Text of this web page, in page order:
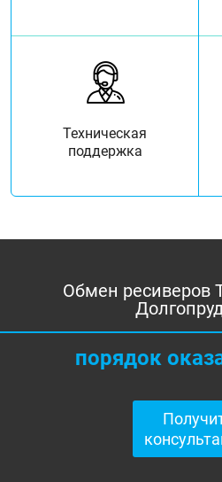
Техническая
поддержка
Обмен ресиверов
порядок